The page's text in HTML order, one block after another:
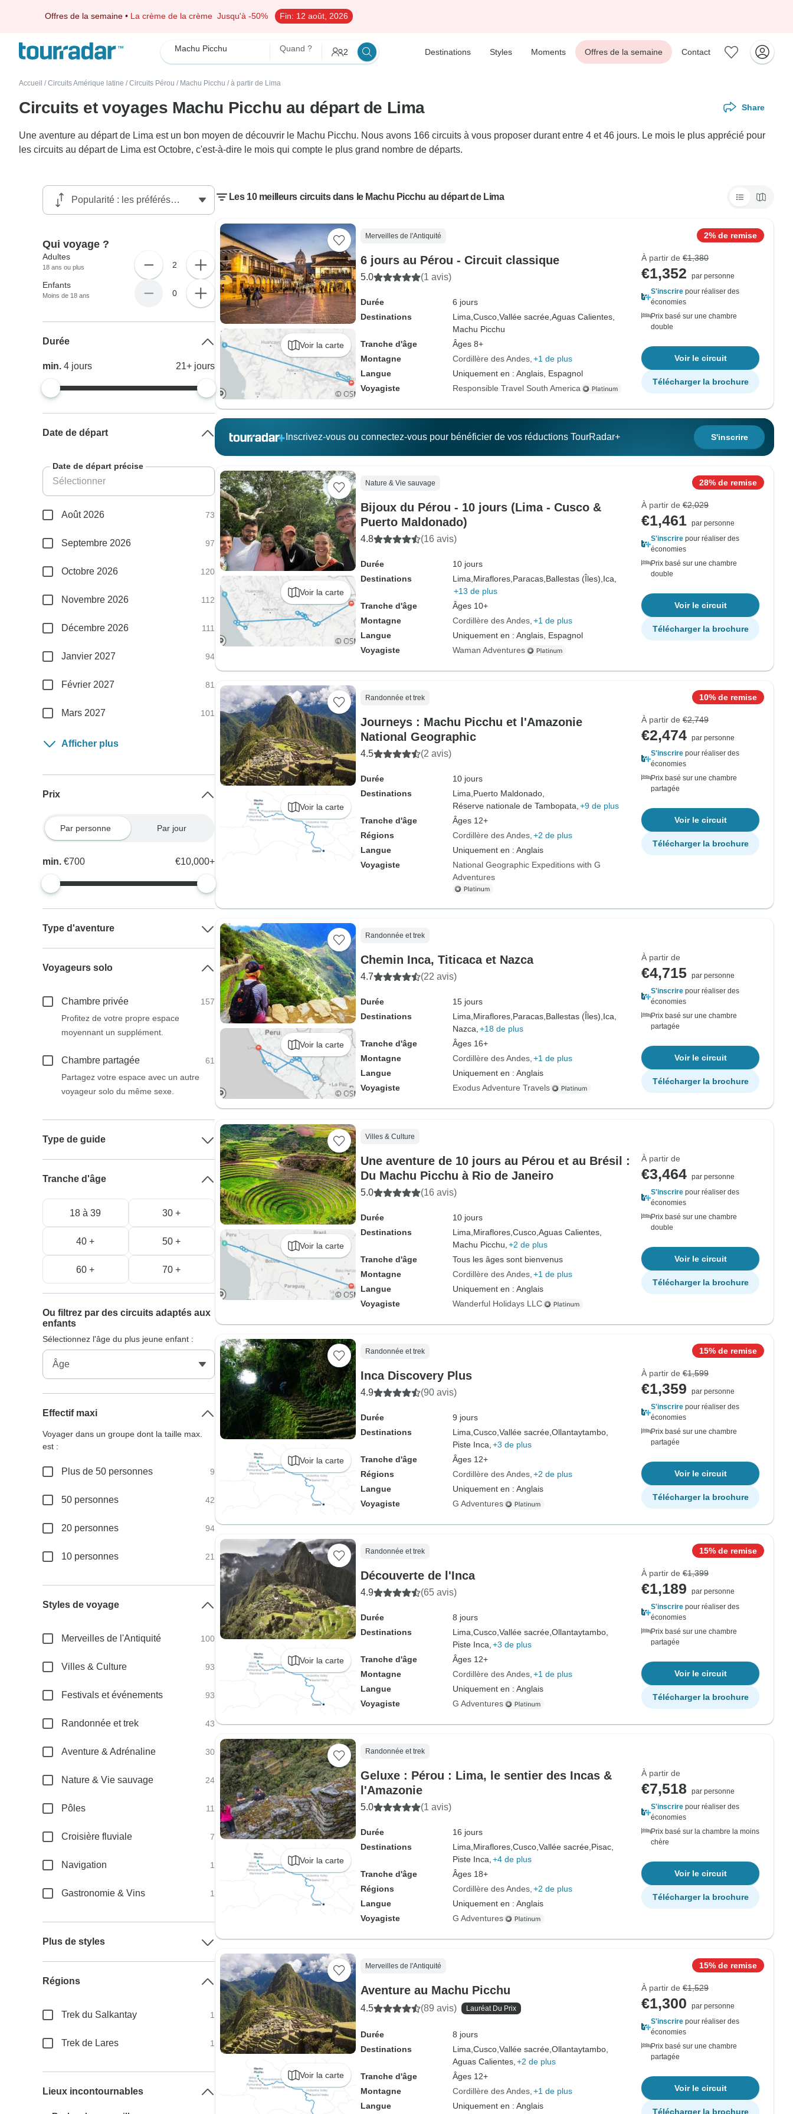
Offres de la semaine • La crème de la crème Jusqu'à -50% Fin: 12 août, 2026
Machu Picchu Quand ? 2 Destinations Styles Moments Offres de la semaine Contact
Accueil / Circuits Amérique latine / Circuits Pérou / Machu Picchu / à partir de Lima
Circuits et voyages Machu Picchu au départ de Lima Share
Une aventure au départ de Lima est un bon moyen de découvrir le Machu Picchu. Nous avons 166 circuits à vous proposer durant entre 4 et 46 jours. Le mois le plus apprécié pour
les circuits au départ de Lima est Octobre, c'est-à-dire le mois qui compte le plus grand nombre de départs.
Les 10 meilleurs circuits dans le Machu Picchu au départ de Lima
Voir la carte
Merveilles de l'Antiquité
6 jours au Pérou - Circuit classique
5.0 (1 avis)
Durée
6 jours
Destinations
Lima, Cusco, Vallée sacrée, Aguas Calientes,
Machu Picchu
Tranche d'âge
Âges 8+
Montagne
Cordillère des Andes +1 de plus
Langue
Uniquement en : Anglais, Espagnol
Voyagiste
Responsible Travel South America
2% de remise
À partir de €1,380
€1,352
par personne
S'inscrire pour réaliser des
économies
Prix basé sur une chambre
double
Voir le circuit
Télécharger la brochure
Inscrivez-vous ou connectez-vous pour bénéficier de vos réductions TourRadar+ S'inscrire
Voir la carte
Nature & Vie sauvage
Bijoux du Pérou - 10 jours (Lima - Cusco &
Puerto Maldonado)
4.8 (16 avis)
Durée
10 jours
Destinations
Lima, Miraflores, Paracas, Ballestas (Îles), Ica,
+13 de plus
Tranche d'âge
Âges 10+
Montagne
Cordillère des Andes +1 de plus
Langue
Uniquement en : Anglais, Espagnol
Voyagiste
Waman Adventures
28% de remise
À partir de €2,029
€1,461 par personne
S'inscrire pour réaliser des
économies
Prix basé sur une chambre
double
Voir le circuit
Télécharger la brochure
Voir la carte
Randonnée et trek
Journeys : Machu Picchu et l'Amazonie
National Geographic
4.5 (2 avis)
Durée
10 jours
Destinations
Lima, Puerto Maldonado,
Réserve nationale de Tambopata, +9 de plus
Tranche d'âge
Âges 12+
Régions
Cordillère des Andes +2 de plus
Langue
Uniquement en : Anglais
Voyagiste
National Geographic Expeditions with G
Adventures
10% de remise
À partir de €2,749
€2,474 par personne
S'inscrire pour réaliser des
économies
Prix basé sur une chambre
partagée
Voir le circuit
Télécharger la brochure
Voir la carte
Randonnée et trek
Chemin Inca, Titicaca et Nazca
4.7 (22 avis)
Durée
15 jours
Destinations
Lima, Miraflores, Paracas, Ballestas (Îles), Ica,
Nazca, +18 de plus
Tranche d'âge
Âges 16+
Montagne
Cordillère des Andes +1 de plus
Langue
Uniquement en : Anglais
Voyagiste
Exodus Adventure Travels
À partir de
€4,715 par personne
S'inscrire pour réaliser des
économies
Prix basé sur une chambre
partagée
Voir le circuit
Télécharger la brochure
Voir la carte
Villes & Culture
Une aventure de 10 jours au Pérou et au Brésil :
Du Machu Picchu à Rio de Janeiro
5.0 (16 avis)
Durée
10 jours
Destinations
Lima, Miraflores, Cusco, Aguas Calientes,
Machu Picchu, +2 de plus
Tranche d'âge
Tous les âges sont bienvenus
Montagne
Cordillère des Andes +1 de plus
Langue
Uniquement en : Anglais
Voyagiste
Wanderful Holidays LLC
À partir de
€3,464 par personne
S'inscrire pour réaliser des
économies
Prix basé sur une chambre
double
Voir le circuit
Télécharger la brochure
Voir la carte
Randonnée et trek
Inca Discovery Plus
4.9 (90 avis)
Durée
9 jours
Destinations
Lima, Cusco, Vallée sacrée, Ollantaytambo,
Piste Inca, +3 de plus
Tranche d'âge
Âges 12+
Régions
Cordillère des Andes +2 de plus
Langue
Uniquement en : Anglais
Voyagiste
G Adventures
15% de remise
À partir de €1,599
€1,359
par personne
S'inscrire pour réaliser des
économies
Prix basé sur une chambre
partagée
Voir le circuit
Télécharger la brochure
Voir la carte
Randonnée et trek
Découverte de l'Inca
4.9 (65 avis)
Durée
8 jours
Destinations
Lima, Cusco, Vallée sacrée, Ollantaytambo,
Piste Inca, +3 de plus
Tranche d'âge
Âges 12+
Montagne
Cordillère des Andes +1 de plus
Langue
Uniquement en : Anglais
Voyagiste
G Adventures
15% de remise
À partir de €1,399
€1,189
par personne
S'inscrire pour réaliser des
économies
Prix basé sur une chambre
partagée
Voir le circuit
Télécharger la brochure
Voir la carte
Randonnée et trek
Geluxe : Pérou : Lima, le sentier des Incas &
l'Amazonie
5.0 (1 avis)
Durée
16 jours
Destinations
Lima, Miraflores, Cusco, Vallée sacrée, Pisac,
Piste Inca, +4 de plus
Tranche d'âge
Âges 18+
Régions
Cordillère des Andes +2 de plus
Langue
Uniquement en : Anglais
Voyagiste
G Adventures
À partir de
€7,518
par personne
S'inscrire pour réaliser des
économies
Prix basé sur la chambre la moins
chère
Voir le circuit
Télécharger la brochure
Voir la carte
Merveilles de l'Antiquité
Aventure au Machu Picchu
4.5 (89 avis) Lauréat Du Prix
Durée
8 jours
Destinations
Lima, Cusco, Vallée sacrée, Ollantaytambo,
Aguas Calientes, +2 de plus
Tranche d'âge
Âges 12+
Montagne
Cordillère des Andes +1 de plus
Langue
Uniquement en : Anglais
15% de remise
À partir de €1,529
€1,300
par personne
S'inscrire pour réaliser des
économies
Prix basé sur une chambre
partagée
Voir le circuit
Télécharger la brochure
Qui voyage ?
Adultes
18 ans ou plus 2
Enfants
Moins de 18 ans 0
Durée
min.4 jours 21+ jours
Date de départ
Date de départ précise
Août 2026 73
Septembre 2026 97
Octobre 2026 120
Novembre 2026 112
Décembre 2026 111
Janvier 2027 94
Février 2027 81
Mars 2027 101
Afficher plus
Prix
Par personne Par jour
min.€700 €10,000+
Type d'aventure
Voyageurs solo
Chambre privée
157
Profitez de votre propre espace
moyennant un supplément.
Chambre partagée
61
Partagez votre espace avec un autre
voyageur solo du même sexe.
Type de guide
Tranche d'âge
18 à 39 30 +
40 + 50 +
60 + 70 +
Ou filtrez par des circuits adaptés aux
enfants
Sélectionnez l'âge du plus jeune enfant :
Effectif maxi
Voyager dans un groupe dont la taille max.
est :
Plus de 50 personnes 9
50 personnes 42
20 personnes 94
10 personnes 21
Styles de voyage
Merveilles de l'Antiquité 100
Villes & Culture 93
Festivals et événements 93
Randonnée et trek 43
Aventure & Adrénaline 30
Nature & Vie sauvage 24
Pôles 11
Croisière fluviale 7
Navigation 1
Gastronomie & Vins 1
Plus de styles
Régions
Trek du Salkantay 1
Trek de Lares 1
Lieux incontournables